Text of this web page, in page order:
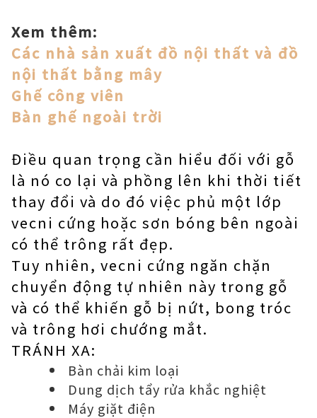
Xem thêm:
Các nhà sản xuất đồ nội thất và đồ
nội thất bằng mây
Ghế công viên
Bàn ghế ngoài trời
Điều quan trọng cần hiểu đối với gỗ
là nó co lại và phồng lên khi thời tiết
thay đổi và do đó việc phủ một lớp
vecni cứng hoặc sơn bóng bên ngoài
có thể trông rất đẹp.
Tuy nhiên, vecni cứng ngăn chặn
chuyển động tự nhiên này trong gỗ
và có thể khiến gỗ bị nứt, bong tróc
và trông hơi chướng mắt.
TRÁNH XA:
Bàn chải kim loại
Dung dịch tẩy rửa khắc nghiệt
Máy giặt điện